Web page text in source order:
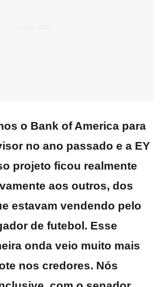
o Bank of America para
no ano passado e a EY
projeto ficou realmente
aos outros, dos
estavam vendendo pelo
de futebol. Esse
onda veio muito mais
nos credores. Nós